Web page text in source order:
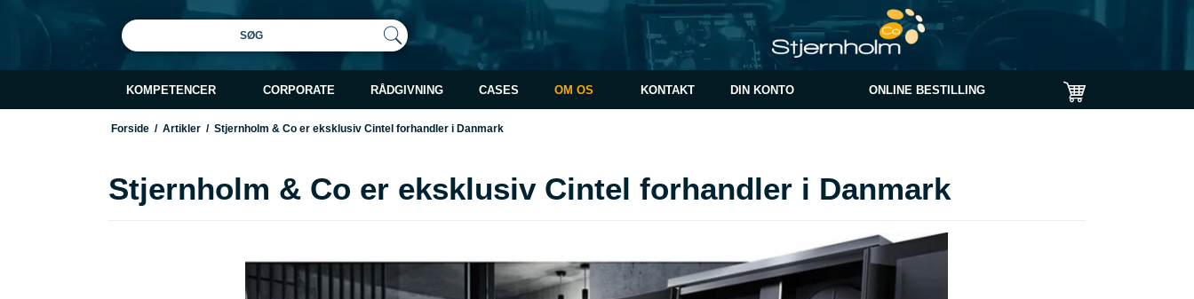
SØG
KOMPETENCER CORPORATE RÅDGIVNING CASES OM OS KONTAKT DIN KONTO ONLINE BESTILLING
Forside / Artikler / Stjernholm & Co er eksklusiv Cintel forhandler i Danmark
Stjernholm & Co er eksklusiv Cintel forhandler i Danmark